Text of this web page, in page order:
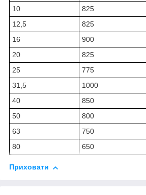
10
825
12,5
825
16
900
20
825
25
775
31,5
1000
40
850
50
800
63
750
80
650
Приховати